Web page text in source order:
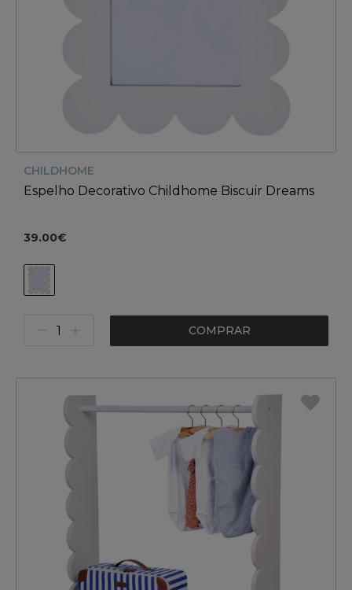
CHILDHOME
Espelho Decorativo Childhome Biscuir Dreams
39.00€
COMPRAR